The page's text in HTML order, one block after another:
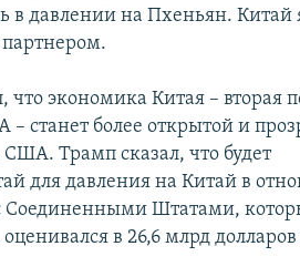
в давлении на Пхеньян. Китай
экономика Китая – вторая
станет более открытой и
Трамп сказал, что будет
для давления на Китай в
Соединенными Штатами,
в 26,6 млрд долларов